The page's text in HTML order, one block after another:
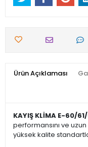
Ürün Açıklaması
KAYIŞ KLİMA E-60/
performansını ve
yüksek kalite